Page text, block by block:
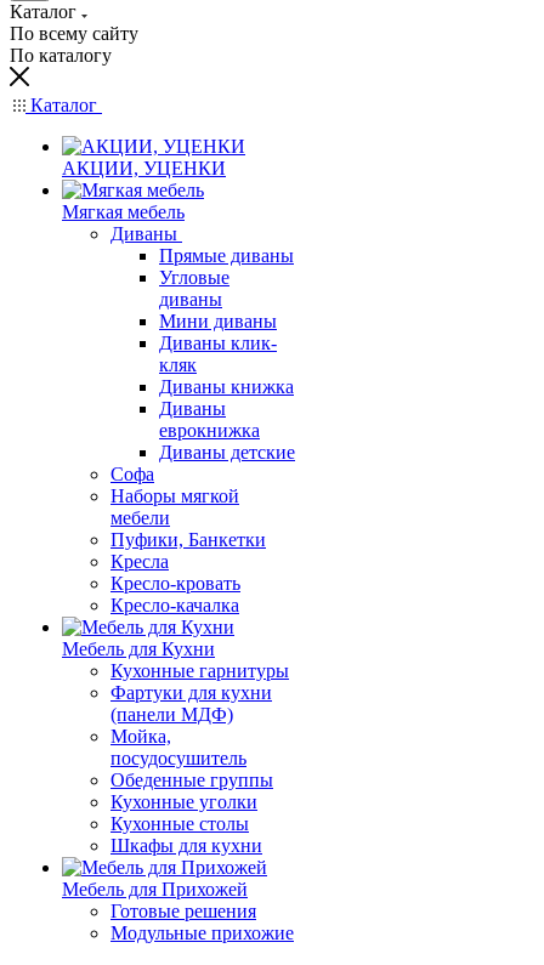
Каталог
По всему сайту
По каталогу
Каталог
АКЦИИ, УЦЕНКИ
Мягкая мебель
Диваны
Прямые диваны
Угловые
диваны
Мини диваны
Диваны клик-
кляк
Диваны книжка
Диваны
еврокнижка
Диваны детские
Софа
Наборы мягкой
мебели
Пуфики, Банкетки
Кресла
Кресло-кровать
Кресло-качалка
Мебель для Кухни
Кухонные гарнитуры
Фартуки для кухни
(панели МДФ)
Мойка,
посудосушитель
Обеденные группы
Кухонные уголки
Кухонные столы
Шкафы для кухни
Мебель для Прихожей
Готовые решения
Модульные прихожие